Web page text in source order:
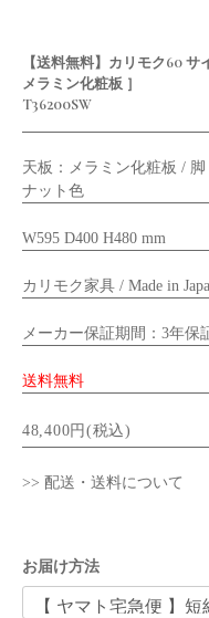
【送料無料】カリモク60
メラミン化粧板 ］
T36200SW
天板：メラミン化粧板 /
ナット色
W595 D400 H480 mm
カリモク家具 / Made in
メーカー保証期間：3年保
送料無料
48,400円(税込)
>> 配送・送料について
お届け方法